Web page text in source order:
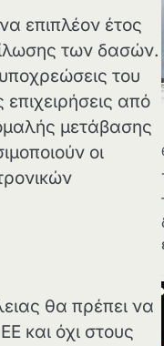
επιπλέον έτος
των δασών.
του
από
μετάβασης
οι
θα πρέπει να
και όχι στους